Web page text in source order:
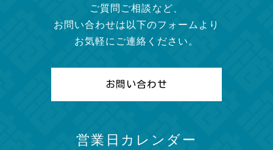
ご質問ご相談など、
お問い合わせは以下のフォームより
お気軽にご連絡ください。
お問い合わせ
営業日カレンダー